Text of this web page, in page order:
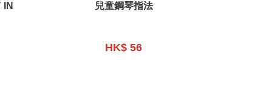
IN 兒童鋼琴指法
HK$ 56